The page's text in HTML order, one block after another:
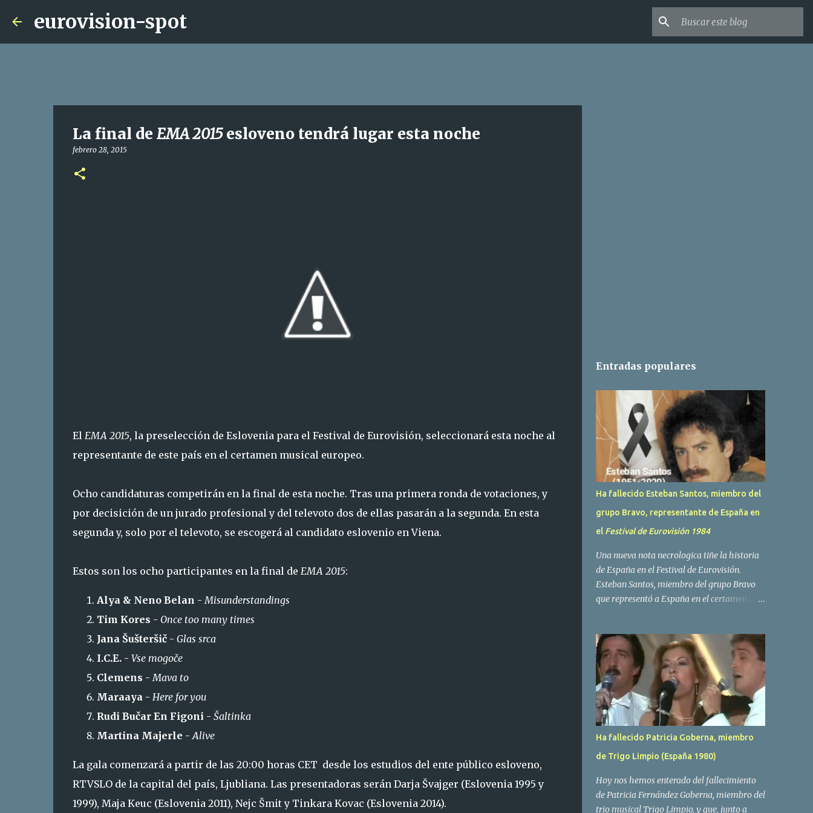
eurovision-spot
La final de EMA 2015esloveno tendrá lugar esta noche
febrero 28, 2015
El EMA 2015, la preselección de Eslovenia para el Festival de Eurovisión, seleccionará esta noche al
representante de este país en el certamen musical europeo.
Ocho candidaturas competirán en la final de esta noche. Tras una primera ronda de votaciones, y
por decisición de un jurado profesional y del televoto dos de ellas pasarán a la segunda. En esta
segunda y, solo por el televoto, se escogerá al candidato eslovenio en Viena.
Estos son los ocho participantes en la final de EMA 2015:
Alya & Neno Belan -Misunderstandings
Tim Kores - Once too many times
Jana Šušteršič- Glas srca
I.C.E.- Vse mogoče
Clemens -Mava to
Maraaya- Here for you
Rudi Bučar En Figoni - Šaltinka
Martina Majerle -Alive
La gala comenzará a partir de las 20:00 horas CET desde los estudios del ente público esloveno,
RTVSLO de la capital del país, Ljubliana. Las presentadoras serán Darja Švajger (Eslovenia 1995 y
1999), Maja Keuc (Eslovenia 2011), Nejc Šmit y Tinkara Kovac (Eslovenia 2014).
Entradas populares
Ha fallecido Esteban Santos, miembro del
grupo Bravo, representante de España en
el Festival de Eurovisión 1984
Una nueva nota necrologica tiñe la historia
de España en el Festival de Eurovisión.
Esteban Santos, miembro del grupo Bravo
que representó a España en el certamen del
su compañera y principal vocalista en la
formación musical, Amaya Saizar, la que ha
dado a conocer la noticia al publico a traves
de las redes sociales. Nacido en Tolosa en
1951, durante su epoca universitaria en la
carrera de empresariales conoció al
estudiante de medicina Luis Villar,
comenzando a actuar juntos,Santos a la
guitarra y Villar al piano, sin atreverse a dar
esto cambió gracias a la propia Amaia
Saizar, que tras su abandono de Trigo
Ha fallecido Patricia Goberna, miembro
de Trigo Limpio (España 1980)
Hoy nos hemos enterado del fallecimiento
de Patricia Fernández Goberna, miembro del
trio musical Trigo Limpio, y que, junto a